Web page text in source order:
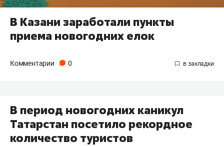
В Казани заработали пункты
приема новогодних елок
Комментарии 0
В период новогодних каникул
Татарстан посетило рекордное
количество туристов